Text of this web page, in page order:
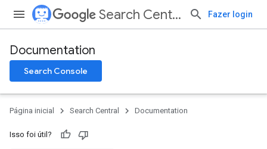
Search Central Fazer login
Documentation
Search Console
Página inicial Search Central Documentation
Isso foi útil?